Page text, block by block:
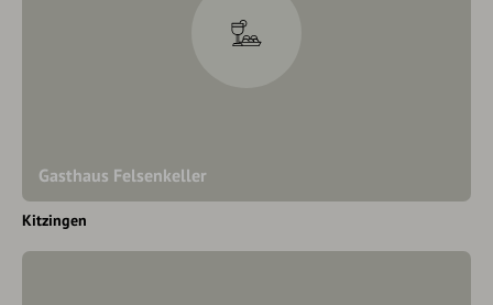
Gasthaus Felsenkeller
Kitzingen